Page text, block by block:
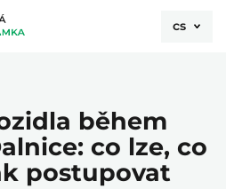
cs
během
co lze, co
postupovat